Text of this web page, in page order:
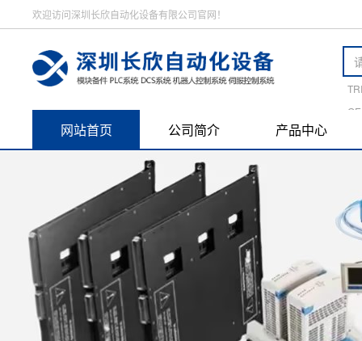
欢迎访问深圳长欣自动化设备有限公司官网！
网站首页 公司简介 产品中心